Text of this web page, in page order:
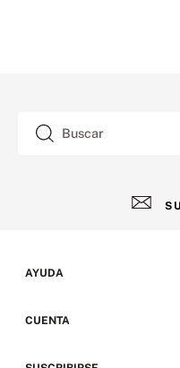
Buscar
AYUDA
CUENTA